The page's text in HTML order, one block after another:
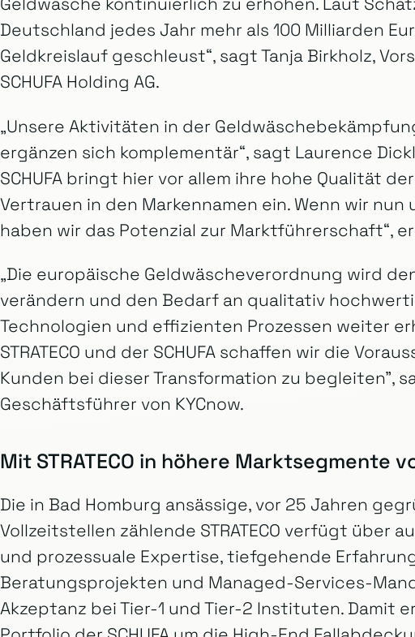
Deutschland jedes Jahr mehr als 100 Milliarden
Geldkreislauf geschleust“, sagt Tanja Birkholz,
SCHUFA Holding AG.
„Unsere Aktivitäten in der
ergänzen sich komplementär“, sagt Laurence
SCHUFA bringt hier vor allem ihre hohe Qualität
Vertrauen in den Markennamen ein. Wenn wir
haben wir das Potenzial zur Marktführerschaft“,
„Die europäische Geldwäscheverordnung wird
verändern und den Bedarf an qualitativ
Technologien und effizienten Prozessen weiter
STRATECO und der SCHUFA schaffen wir die
Kunden bei dieser Transformation zu begleiten”,
Geschäftsführer von KYCnow.
Mit STRATECO in höhere Marktsegmente
Die in Bad Homburg ansässige, vor 25 Jahren
Vollzeitstellen zählende STRATECO verfügt über
und prozessuale Expertise, tiefgehende
Beratungsprojekten und Managed-Services-
Akzeptanz bei Tier-1 und Tier-2 Instituten. Damit